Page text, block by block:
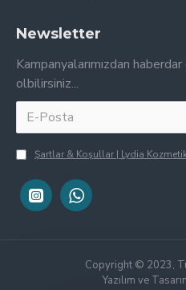
Newsletter
Kampanyalarımızdan
olbilirsiniz...
Şartlar & Koşullar | Lydia
Copyright © 2023,
Yazılım ve